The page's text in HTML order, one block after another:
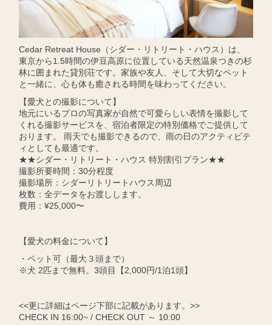
Cedar Retreat House（シダー・リトリート・ハウス）は、
東京から1.5時間の伊豆高原に位置している天然温泉つきの杉
林に囲まれた貸別荘です。家族や友人、そして大切なペット
と一緒に、心も体も癒される時間を味わってください。
【愛犬との撮影について】
地元にいるプロの写真家が自然で可愛らしい表情を撮影して
くれる撮影サービスを、宿泊者限定の特別価格でご提供して
おります。 雨天でも撮影できるので、雨の日のアクティビテ
ィとしても最適です。
★★シダー・リトリート・ハウス 特別割引プラン★★
撮影所要時間：30分程度
撮影場所：シダーリトリートハウス周辺
枚数：全データをお渡しします。
費用：¥25,000〜
【愛犬の料金について】
・ペット可（最大３頭まで）
※犬 2匹まで無料。3頭目【2,000円/1泊1頭】
<<更に詳細はページ下部に記載があります。>>
CHECK IN 16:00~ / CHECK OUT ～ 10:00